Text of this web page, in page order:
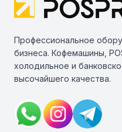
Профессиональное
бизнеса. Кофемашины,
холодильное и
высочайшего качества.